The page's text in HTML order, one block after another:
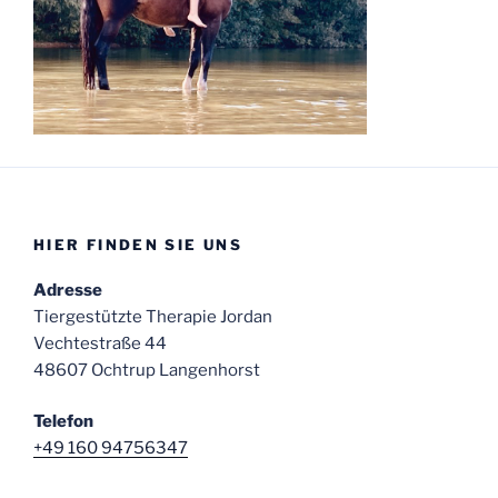
HIER FINDEN SIE UNS
Adresse
Tiergestützte Therapie Jordan
Vechtestraße 44
48607 Ochtrup Langenhorst
Telefon
+49 160 94756347